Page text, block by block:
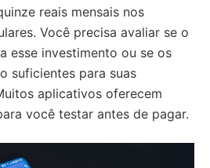
reais mensais nos
Você precisa avaliar se o
esse investimento ou se os
suficientes para suas
aplicativos oferecem
você testar antes de pagar.